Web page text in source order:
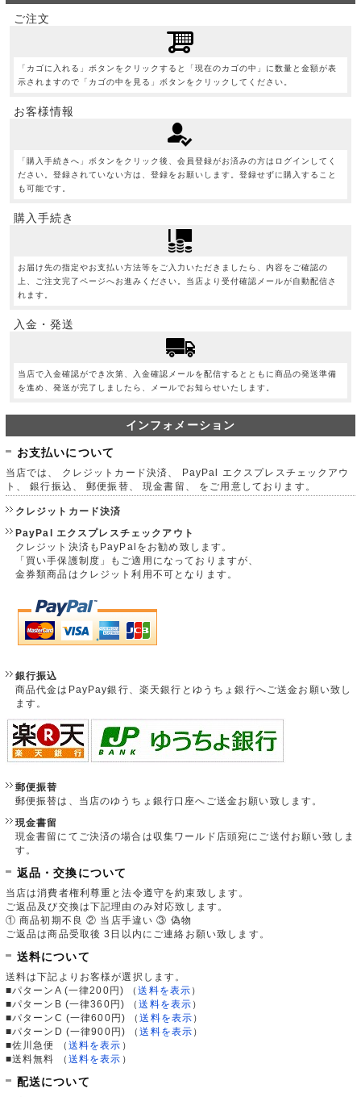
ご注文
「カゴに入れる」ボタンをクリックすると「現在のカゴの中」に数量と金額が表
示されますので「カゴの中を見る」ボタンをクリックしてください。
お客様情報
「購入手続きへ」ボタンをクリック後、会員登録がお済みの方はログインしてく
ださい。登録されていない方は、登録をお願いします。登録せずに購入すること
も可能です。
購入手続き
お届け先の指定やお支払い方法等をご入力いただきましたら、内容をご確認の
上、ご注文完了ページへお進みください。当店より受付確認メールが自動配信さ
れます。
入金・発送
当店で入金確認ができ次第、入金確認メールを配信するとともに商品の発送準備
を進め、発送が完了しましたら、メールでお知らせいたします。
インフォメーション
お支払いについて
当店では、 クレジットカード決済、 PayPal エクスプレスチェックアウ
ト、 銀行振込、 郵便振替、 現金書留、 をご用意しております。
クレジットカード決済
PayPal エクスプレスチェックアウト
クレジット決済もPayPalをお勧め致します。
「買い手保護制度」もご適用になっておりますが、
金券類商品はクレジット利用不可となります。
銀行振込
商品代金はPayPay銀行、楽天銀行とゆうちょ銀行へご送金お願い致し
ます。
郵便振替
郵便振替は、当店のゆうちょ銀行口座へご送金お願い致します。
現金書留
現金書留にてご決済の場合は収集ワールド店頭宛にご送付お願い致しま
す。
返品・交換について
当店は消費者権利尊重と法令遵守を約束致します。
ご返品及び交換は下記理由のみ対応致します。
① 商品初期不良 ② 当店手違い ③ 偽物
ご返品は商品受取後 3日以内にご連絡お願い致します。
送料について
送料は下記よりお客様が選択します。
■パターンA (一律200円)
（送料を表示 ）
■パターンB (一律360円)
（送料を表示 ）
■パターンC (一律600円)
（送料を表示 ）
■パターンD (一律900円)
（送料を表示 ）
■佐川急便
（ 送料を表示 ）
■送料無料
（ 送料を表示 ）
配送について